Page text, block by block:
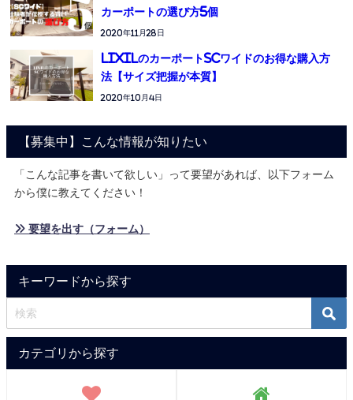
カーポートの選び方5個
2020年11月28日
LIXILのカーポートSCワイドのお得な購入方
法【サイズ把握が本質】
2020年10月4日
【募集中】こんな情報が知りたい
「こんな記事を書いて欲しい」って要望があれば、以下フォーム
から僕に教えてください！
» 要望を出す（フォーム）
キーワードから探す
カテゴリから探す